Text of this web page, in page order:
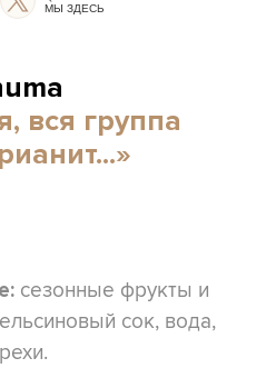
МЫ ЗДЕСЬ
вся группа
сезонные фрукты и
сок, вода,